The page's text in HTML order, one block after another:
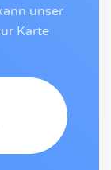
unser
Karte